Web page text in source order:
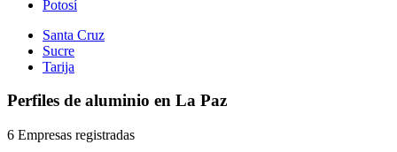
Potosí
Santa Cruz
Sucre
Tarija
Perfiles de aluminio en La Paz
6 Empresas registradas